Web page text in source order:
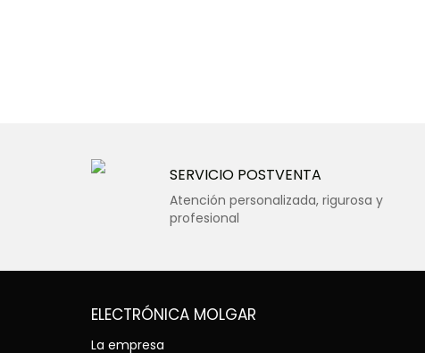
SERVICIO POSTVENTA
Atención personalizada, rigurosa y
profesional
ELECTRÓNICA MOLGAR
La empresa